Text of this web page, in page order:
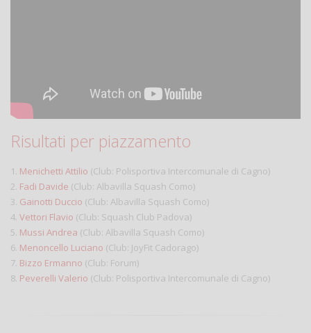
Risultati per piazzamento
1. Menichetti Attilio (Club: Polisportiva Intercomunale di Cagno)
2. Fadi Davide (Club: Albavilla Squash Como)
3. Gainotti Duccio (Club: Albavilla Squash Como)
4. Vettori Flavio (Club: Squash Club Padova)
5. Mussi Andrea (Club: Albavilla Squash Como)
6. Menoncello Luciano (Club: JoyFit Cadorago)
7. Bizzo Ermanno (Club: Forum)
8. Peverelli Valerio (Club: Polisportiva Intercomunale di Cagno)